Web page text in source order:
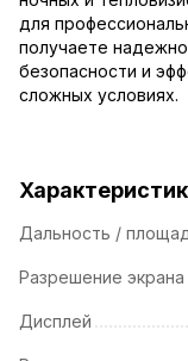
для
получаете
безопасности и
сложных условиях.
Дальность /
Разрешение экрана
Дисплей